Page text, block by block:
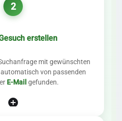
2
erstellen
mit gewünschten
von passenden
E-Mail gefunden.
add_circle